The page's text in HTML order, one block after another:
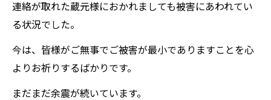
連絡が取れた蔵元様におかれましても被害にあわれてい
る状況でした。
今は、皆様がご無事でご被害が最小でありますことを心
よりお祈りするばかりです。
まだまだ余震が続いています。